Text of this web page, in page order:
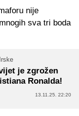
nije
sva tri boda
je zgrožen
Ronalda!
13.11.25. 22:20